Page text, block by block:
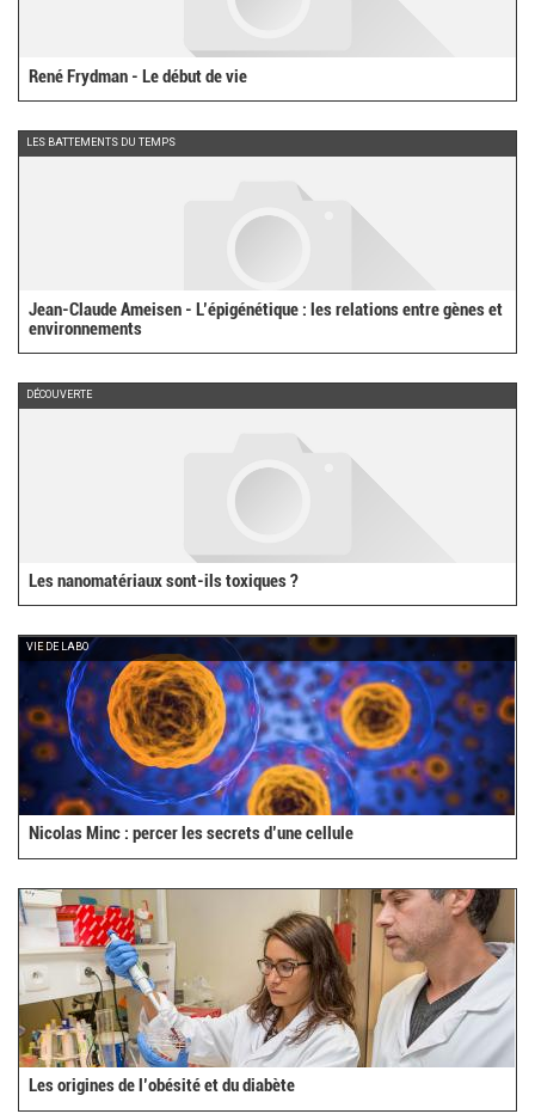
René Frydman - Le début de vie
LES BATTEMENTS DU TEMPS
Jean-Claude Ameisen - L’épigénétique : les relations entre gènes et
environnements
DÉCOUVERTE
Les nanomatériaux sont-ils toxiques ?
VIE DE LABO
Nicolas Minc : percer les secrets d’une cellule
Les origines de l’obésité et du diabète